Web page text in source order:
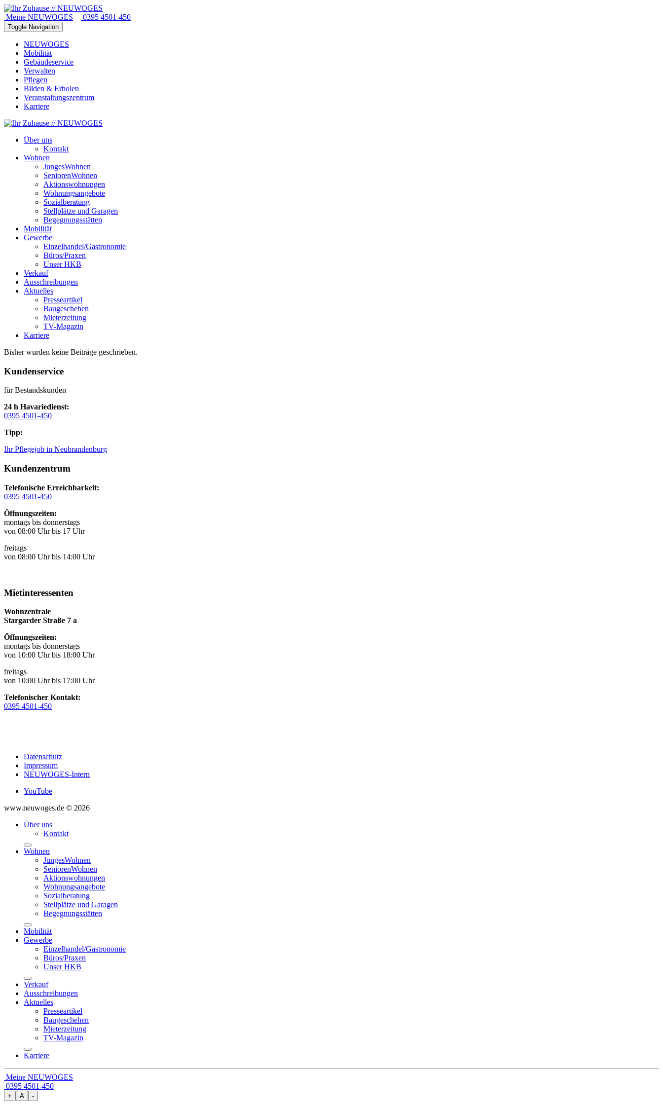
Meine NEUWOGES 0395 4501-450
Toggle Navigation
NEUWOGES
Mobilität
Gebäudeservice
Verwalten
Pflegen
Bilden & Erholen
Veranstaltungszentrum
Karriere
Über uns
Kontakt
Wohnen
JungesWohnen
SeniorenWohnen
Aktionswohnungen
Wohnungsangebote
Sozialberatung
Stellplätze und Garagen
Begegnungsstätten
Mobilität
Gewerbe
Einzelhandel/Gastronomie
Büros/Praxen
Unser HKB
Verkauf
Ausschreibungen
Aktuelles
Presseartikel
Baugeschehen
Mieterzeitung
TV-Magazin
Karriere
Bisher wurden keine Beiträge geschrieben.
Kundenservice
für Bestandskunden
24 h Havariedienst:
0395 4501-450
Tipp:
Ihr Pflegejob in Neubrandenburg
Kundenzentrum
Telefonische Erreichbarkeit:
0395 4501-450
Öffnungszeiten:
montags bis donnerstags
von 08:00 Uhr bis 17 Uhr
freitags
von 08:00 Uhr bis 14:00 Uhr
Mietinteressenten
Wohnzentrale
Stargarder Straße 7 a
Öffnungszeiten:
montags bis donnerstags
von 10:00 Uhr bis 18:00 Uhr
freitags
von 10:00 Uhr bis 17:00 Uhr
Telefonischer Kontakt:
0395 4501-450
Datenschutz
Impressum
NEUWOGES-Intern
YouTube
www.neuwoges.de © 2026
Über uns
Kontakt
Wohnen
JungesWohnen
SeniorenWohnen
Aktionswohnungen
Wohnungsangebote
Sozialberatung
Stellplätze und Garagen
Begegnungsstätten
Mobilität
Gewerbe
Einzelhandel/Gastronomie
Büros/Praxen
Unser HKB
Verkauf
Ausschreibungen
Aktuelles
Presseartikel
Baugeschehen
Mieterzeitung
TV-Magazin
Karriere
Meine NEUWOGES
0395 4501-450
+ A -